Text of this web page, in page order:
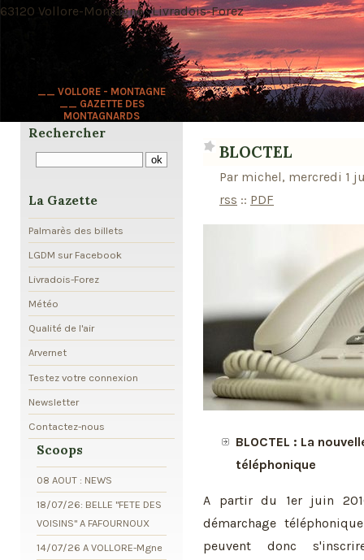
__ VOLLORE - MONTAGNE
__ GAZETTE DES
MONTAGNARDS
63120 Vollore-Montagne · Livradois-Forez
BLOCTEL
Par michel, mercredi 1
rss :: PDF
BLOCTEL : La
téléphonique
A partir du 1er juin
démarchage
peuvent donc
Rechercher
La Gazette
Palmarès des billets
LGDM sur Facebook
Livradois-Forez
Météo
Qualité de l'air
Arvernet
Testez votre connexion
Newsletter
Contactez-nous
Scoops
08 AOUT : NEWS
18/07/26: BELLE "FETE DES
VOISINS" A FAFOURNOUX
14/07/26 A VOLLORE-Mgne